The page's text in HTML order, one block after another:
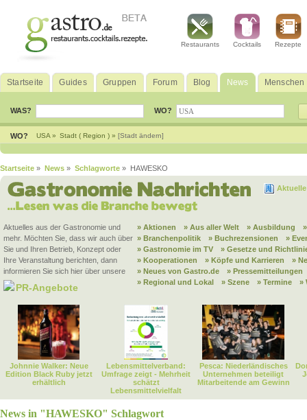
Restaurants Cocktails Rezepte
Startseite Guides Gruppen Forum Blog News Menschen
WAS? WO?
WO? USA » Stadt ( Region ) » [Stadt ändern]
Startseite » News » Schlagworte » HAWESKO
Aktuelles aus der Gastronomie und
mehr. Möchten Sie, dass wir auch über
Sie und Ihren Betrieb, Konzept oder
Ihre Veranstaltung berichten, dann
informieren Sie sich hier über unsere
PR-Angebote
» Aktionen » Aus aller Welt » Ausbildung
» Branchenpolitik
» Buchrezensionen
»
» Gastronomie im TV
» Gesetze und
» Kooperationen
» Köpfe und Karrieren
»
» Neues von Gastro.de
» Pressemitteilungen
» Regional und Lokal
» Szene » Termine »
Johnnie Walker: Neue
Edition Black Ruby jetzt
erhältlich
Lebensmittelverband:
Umfrage zeigt - Mehrheit
schätzt
Lebensmittelvielfalt
Pesca: Niederländisches
Unternehmen beteiligt
Mitarbeitende am Gewinn
News in "HAWESKO" Schlagwort